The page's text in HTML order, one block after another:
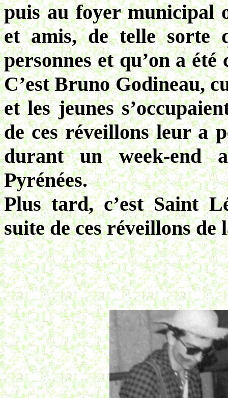
puis au foyer municipal
et amis, de telle sorte
personnes et qu’on a
C’est Bruno Godineau,
et les jeunes
de ces réveillons leur a
durant un week-end
Pyrénées.
Plus tard, c’est Saint
suite de ces réveillons de